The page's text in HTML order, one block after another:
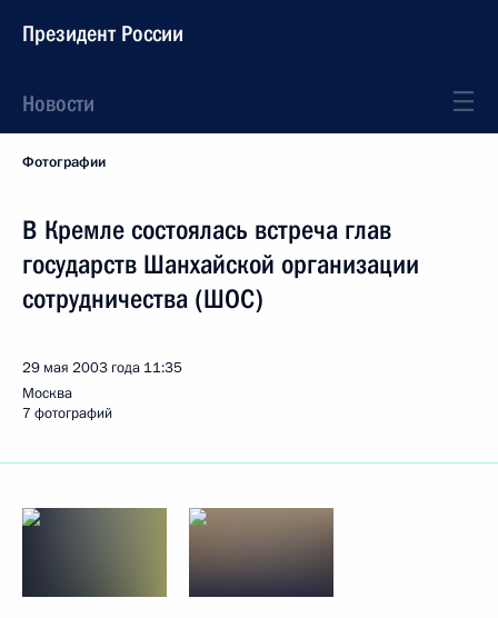
Президент России
Новости
Фотографии
В Кремле состоялась встреча глав
государств Шанхайской организации
сотрудничества (ШОС)
29 мая 2003 года 11:35
Москва
7 фотографий